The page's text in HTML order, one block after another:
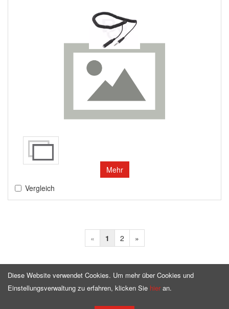
Mehr
Vergleich
« 1 2 »
Homepage Angebot
Diese Website verwendet Cookies. Um mehr über Cookies und
Einstellungsverwaltung zu erfahren, klicken Sie hieran.